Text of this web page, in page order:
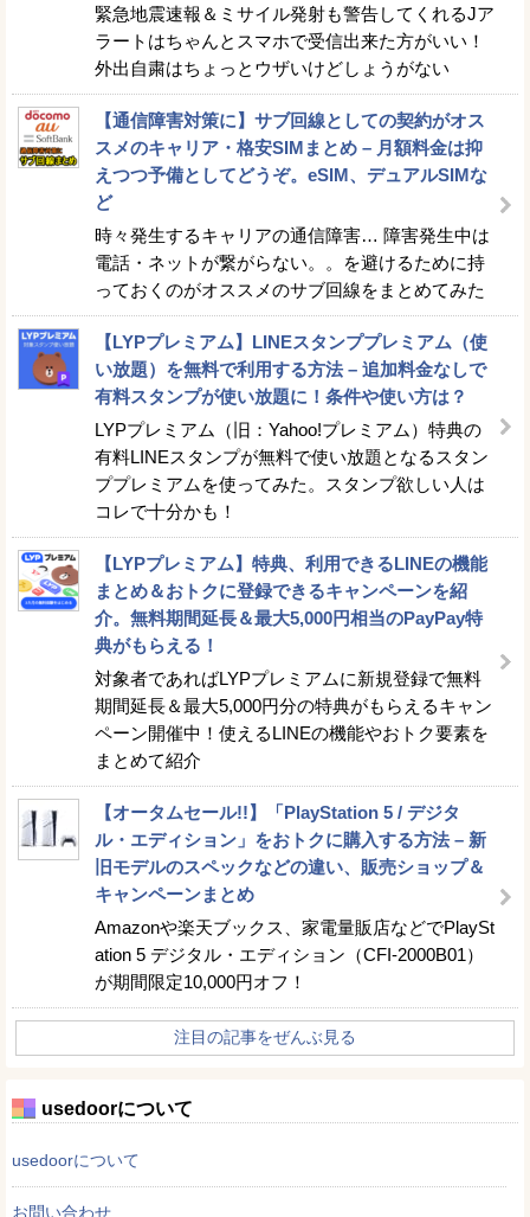
緊急地震速報＆ミサイル発射も警告してくれるJア
ラートはちゃんとスマホで受信出来た方がいい！
外出自粛はちょっとウザいけどしょうがない
【通信障害対策に】サブ回線としての契約がオス
スメのキャリア・格安SIMまとめ – 月額料金は抑
えつつ予備としてどうぞ。eSIM、デュアルSIMな
ど
時々発生するキャリアの通信障害… 障害発生中は
電話・ネットが繋がらない。。を避けるために持
っておくのがオススメのサブ回線をまとめてみた
【LYPプレミアム】LINEスタンププレミアム（使
い放題）を無料で利用する方法 – 追加料金なしで
有料スタンプが使い放題に！条件や使い方は？
LYPプレミアム（旧：Yahoo!プレミアム）特典の
有料LINEスタンプが無料で使い放題となるスタン
ププレミアムを使ってみた。スタンプ欲しい人は
コレで十分かも！
【LYPプレミアム】特典、利用できるLINEの機能
まとめ＆おトクに登録できるキャンペーンを紹
介。無料期間延長＆最大5,000円相当のPayPay特
典がもらえる！
対象者であればLYPプレミアムに新規登録で無料
期間延長＆最大5,000円分の特典がもらえるキャン
ペーン開催中！使えるLINEの機能やおトク要素を
まとめて紹介
【オータムセール!!】「PlayStation 5 / デジタ
ル・エディション」をおトクに購入する方法 – 新
旧モデルのスペックなどの違い、販売ショップ＆
キャンペーンまとめ
Amazonや楽天ブックス、家電量販店などでPlaySt
ation 5 デジタル・エディション（CFI-2000B01）
が期間限定10,000円オフ！
注目の記事をぜんぶ見る
usedoorについて
usedoorについて
お問い合わせ